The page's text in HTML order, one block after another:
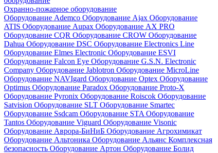
Охранно-пожарное оборудование
Оборудование Ademco Оборудование Ajax Оборудование
ATIS Оборудование Aupax Оборудование AX PRO
Оборудование CQR Оборудование CROW Оборудование
Dahua Оборудование DSC Оборудование Electronics Line
Оборудование Elmes Electronic Оборудование ESVI
Оборудование Falcon Eye Оборудование G.S.N. Electronic
Company Оборудование Jablotron Оборудование MicroLine
Оборудование NAVIgard Оборудование Optex Оборудование
Optimus Оборудование Paradox Оборудование Proto-X
Оборудование Pyronix Оборудование Roiscok Оборудование
Satvision Оборудование SLT Оборудование Smartec
Оборудование Ssdcam Оборудование STA Оборудование
Tantos Оборудование Viguard Оборудование Visonic
Оборудование Аврора-БиНиБ Оборудование Агрохимикат
Оборудование Альтоника Оборудование Альянс Комплексная
безопасность Оборудование Артон Оборудование Болид